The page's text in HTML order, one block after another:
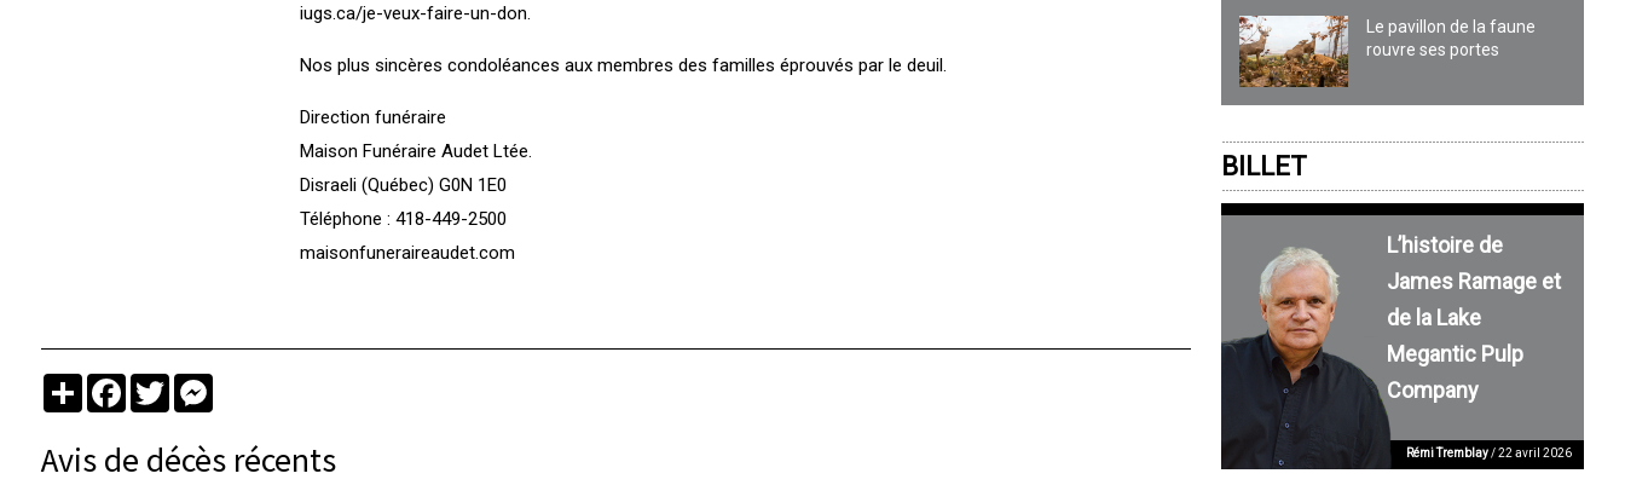
iugs.ca/je-veux-faire-un-don.
Nos plus sincères condoléances aux membres des familles éprouvés par le deuil.
Direction funéraire
Maison Funéraire Audet Ltée.
Disraeli (Québec) G0N 1E0
Téléphone : 418-449-2500
maisonfuneraireaudet.com
PartagerFacebook
TwitterMessenger
Avis de décès récents
Le pavillon de la faune
rouvre ses portes
BILLET
L’histoire de
James Ramage et
de la Lake
Megantic Pulp
Company
Rémi Tremblay/ 22 avril 2026